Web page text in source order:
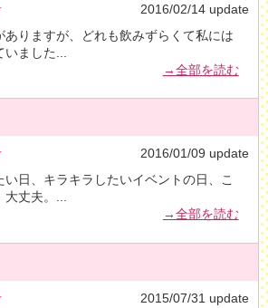
2016/02/14 update
ありますが、どれも飲みずらくて私には
いました
→全部を読む
2016/01/09 update
日、キラキラしたいイベントの日、こ
丈夫。 ...
→全部を読む
2015/07/31 update